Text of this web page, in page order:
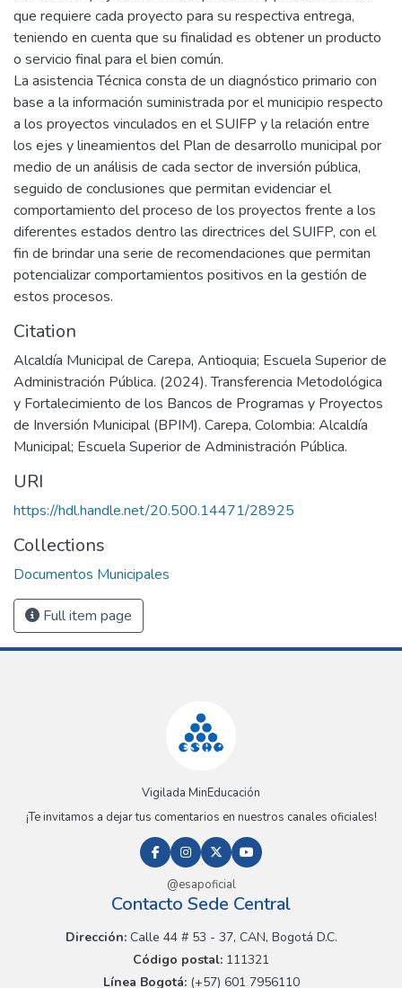
que requiere cada proyecto para su respectiva entrega,
teniendo en cuenta que su finalidad es obtener un producto
o servicio final para el bien común.
La asistencia Técnica consta de un diagnóstico primario con
base a la información suministrada por el municipio respecto
a los proyectos vinculados en el SUIFP y la relación entre
los ejes y lineamientos del Plan de desarrollo municipal por
medio de un análisis de cada sector de inversión pública,
seguido de conclusiones que permitan evidenciar el
comportamiento del proceso de los proyectos frente a los
diferentes estados dentro las directrices del SUIFP, con el
fin de brindar una serie de recomendaciones que permitan
potencializar comportamientos positivos en la gestión de
estos procesos.
Citation
Alcaldía Municipal de Carepa, Antioquia; Escuela Superior de
Administración Pública. (2024). Transferencia Metodológica
y Fortalecimiento de los Bancos de Programas y Proyectos
de Inversión Municipal (BPIM). Carepa, Colombia: Alcaldía
Municipal; Escuela Superior de Administración Pública.
URI
https://hdl.handle.net/20.500.14471/28925
Collections
Documentos Municipales
Full item page
Vigilada MinEducación
¡Te invitamos a dejar tus comentarios en nuestros canales oficiales!
@esapoficial
Contacto Sede Central
Dirección:Calle 44 # 53 - 37, CAN, Bogotá D.C.
Código postal: 111321
Línea Bogotá:(+57) 601 7956110